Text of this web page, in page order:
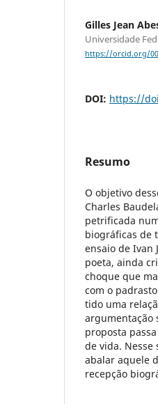
Gilles Jean
Universidade
https://orcid.org/
DOI: https://
Resumo
O objetivo
Charles
petrificada
biográficas de
ensaio de Ivan
poeta, ainda
choque que
com o
tido uma
argumentação
proposta
de vida. Nesse
abalar aquele
recepção